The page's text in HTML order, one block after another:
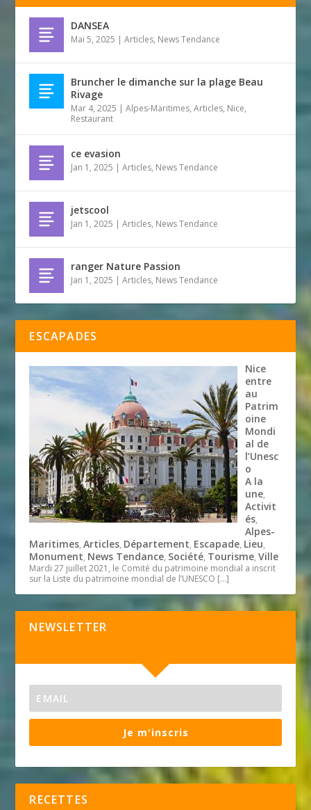
DANSEA
Mai 5, 2025 |Articles, News Tendance
Bruncher le dimanche sur la plage Beau
Rivage
Mar 4, 2025 |Alpes-Maritimes,Articles, Nice,
Restaurant
ce evasion
Jan 1, 2025 |Articles, News Tendance
jetscool
Jan 1, 2025 |Articles, News Tendance
ranger Nature Passion
Jan 1, 2025 |Articles, News Tendance
ESCAPADES
Nice
entre
au
Patrim
oine
Mondi
al de
l’Unesc
o
A la
une,
Activit
és,
Alpes-
Maritimes,Articles, Département, Escapade, Lieu,
Monument, News Tendance, Société, Tourisme,Ville
Mardi 27 juillet 2021, le Comité du patrimoine mondial a inscrit
sur la Liste du patrimoine mondial de l’UNESCO […]
NEWSLETTER
Je m'inscris
RECETTES